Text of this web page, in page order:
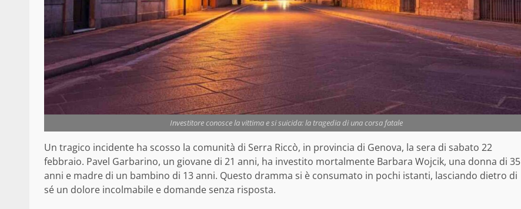
Investitore conosce la vittima e si suicida: la tragedia di una corsa fatale
Un tragico incidente ha scosso la comunità di Serra Riccò, in provincia di Genova, la sera di sabato 22
febbraio. Pavel Garbarino, un giovane di 21 anni, ha investito mortalmente Barbara Wojcik, una donna di 35
anni e madre di un bambino di 13 anni. Questo dramma si è consumato in pochi istanti, lasciando dietro di
sé un dolore incolmabile e domande senza risposta.